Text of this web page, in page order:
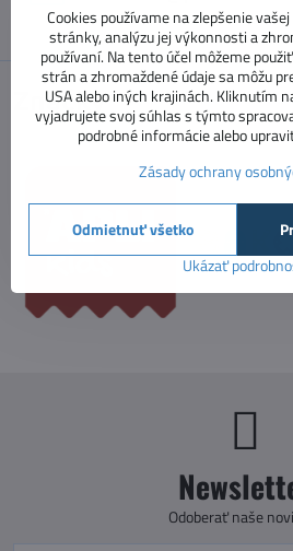
Značky
Odoberať naše
Cookies používame na zlepšenie
stránky, analýzu jej výkonnosti a
používaní. Na tento účel môžeme
strán a zhromaždené údaje sa môžu
USA alebo iných krajinách. Kliknutím
vyjadrujete svoj súhlas s týmto
podrobné informácie alebo
Zásady ochrany
Ukázať
Odmietnuť všetko